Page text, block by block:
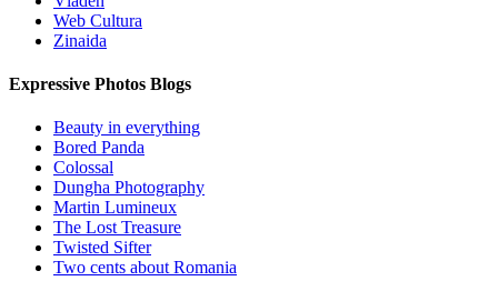
Web Cultura
Zinaida
Expressive Photos Blogs
Beauty in everything
Bored Panda
Colossal
Dungha Photography
Martin Lumineux
The Lost Treasure
Twisted Sifter
Two cents about Romania